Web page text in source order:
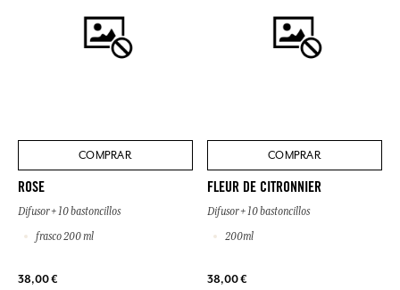
COMPRAR
ROSE
Difusor + 10 bastoncillos
frasco 200 ml
38,00 €
COMPRAR
FLEUR DE CITRONNIER
Difusor + 10 bastoncillos
200ml
38,00 €